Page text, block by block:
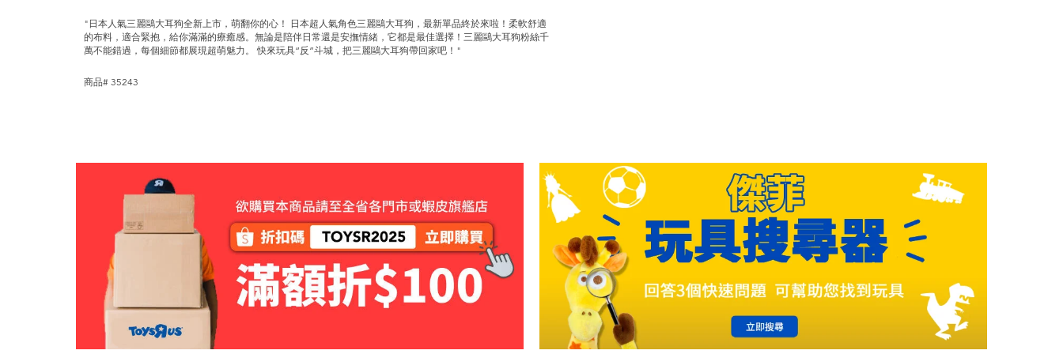
"日本人氣三麗鷗大耳狗全新上市，萌翻你的心！ 日本超人氣角色三麗鷗大耳狗，最新單品終於來啦！柔軟舒適
的布料，適合緊抱，給你滿滿的療癒感。無論是陪伴日常還是安撫情緒，它都是最佳選擇！三麗鷗大耳狗粉絲千
萬不能錯過，每個細節都展現超萌魅力。 快來玩具“反”斗城，把三麗鷗大耳狗帶回家吧！"
商品# 35243